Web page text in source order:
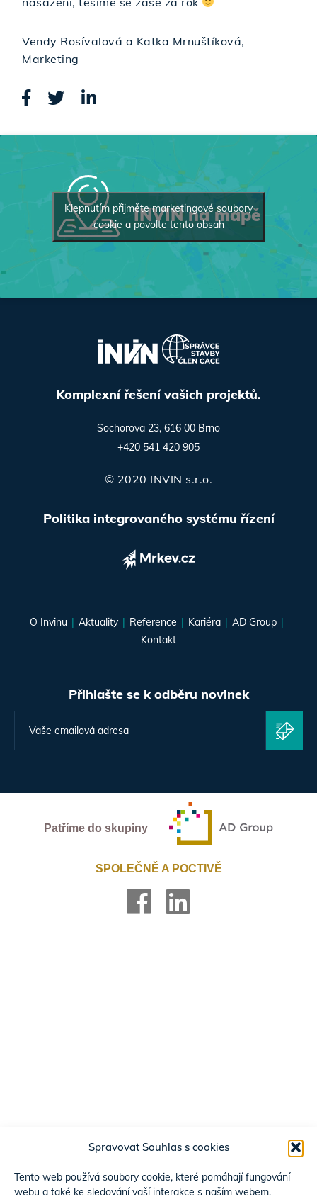
Spravovat Souhlas s cookies
Tento web používá soubory cookie, které pomáhají fungování
webu a také ke sledování vaší interakce s naším webem.
Vendy Rosívalová a Katka Mrnuštíková,
Marketing
INVIN na mapě
Klepnutím přijměte marketingové soubory
cookie a povolte tento obsah
Komplexní řešení vašich projektů.
Sochorova 23, 616 00 Brno
+420 541 420 905
© 2020 INVIN s.r.o.
Politika integrovaného systému řízení
O Invinu Aktuality Reference Kariéra
AD Group
Kontakt
Přihlašte se k odběru novinek
Patříme do skupiny
SPOLEČNĚ A POCTIVĚ